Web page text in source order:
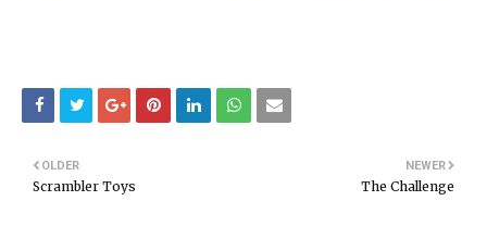
NEWER
The Challenge
OLDER
Scrambler Toys